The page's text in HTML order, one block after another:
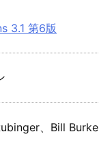
3.1 第6版
、Bill Burke